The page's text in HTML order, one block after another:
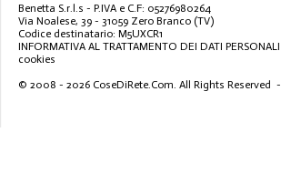
Benetta S.r.l.s - P.IVA e C.F: 05276980264
Via Noalese, 39 - 31059 Zero Branco (TV)
Codice destinatario: M5UXCR1
INFORMATIVA AL TRATTAMENTO DEI DATI PERSONALI
cookies
© 2008 - 2026 CoseDiRete.Com. All Rights Reserved -